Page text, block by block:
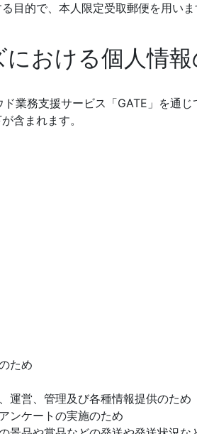
目的で、本人限定受取郵便を用い
における個人情
業務支援サービス「GATE」を通じ
含まれます。
ため
営、管理及び各種情報提供のため
ケートの実施のため